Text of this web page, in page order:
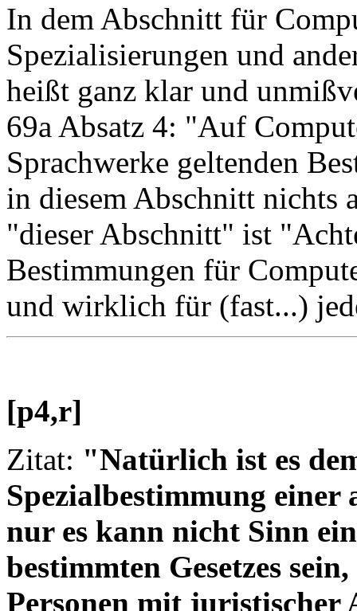
In dem Abschnitt für
Spezialisierungen und
heißt ganz klar und
69a Absatz 4: "Auf
Sprachwerke geltenden
in diesem Abschnitt nichts
"dieser Abschnitt" ist
Bestimmungen für
und wirklich für (fast...)
[p4,r]
Zitat: "Natürlich ist es
Spezialbestimmung einer
nur es kann nicht Sinn
bestimmten Gesetzes
Personen mit